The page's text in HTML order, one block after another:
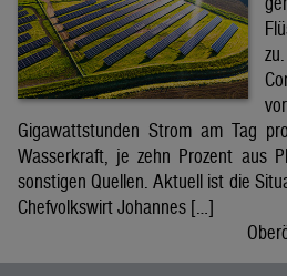
Gigawattstunden Strom am Tag
Wasserkraft, je zehn Prozent aus
sonstigen Quellen. Aktuell ist die
Chefvolkswirt Johannes […]